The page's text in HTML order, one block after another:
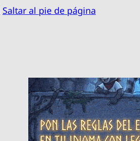
Saltar al pie de página